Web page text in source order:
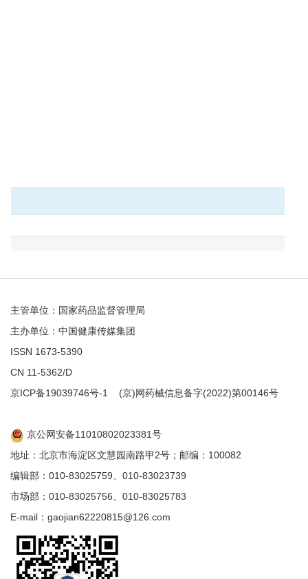
主管单位：国家药品监督管理局
主办单位：中国健康传媒集团
ISSN 1673-5390
CN 11-5362/D
京ICP备19039746号-1 (京)网药械信息备字(2022)第00146号
京公网安备11010802023381号
地址：北京市海淀区文慧园南路甲2号；邮编：100082
编辑部：010-83025759、010-83023739
市场部：010-83025756、010-83025783
E-mail：gaojian62220815@126.com